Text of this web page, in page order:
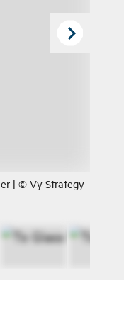
| © Vy Strategy